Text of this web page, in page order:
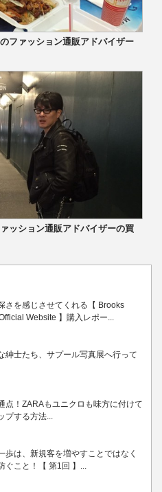
ファッション通販アドバイザー
ッション通販アドバイザーの買
さを感じさせてくれる【 Brooks
Website 】購入レポー...
紳士たち、サプール写真展へ行って
点！ZARAもユニクロも味方に付けて
プする方法...
歩は、新規客を増やすことではなく
ぐこと！【 第1回 】...